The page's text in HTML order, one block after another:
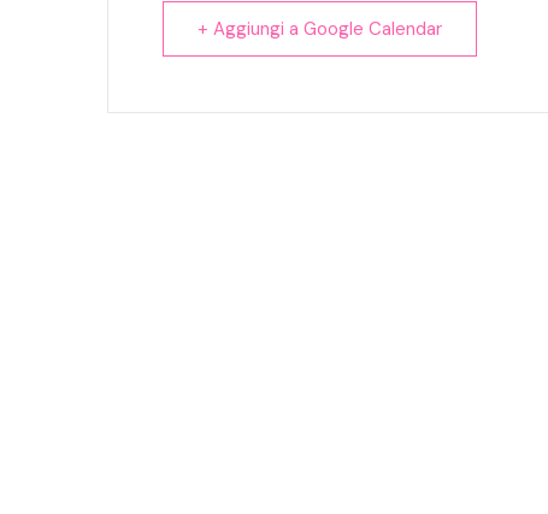
+ Aggiungi a Google Calendar